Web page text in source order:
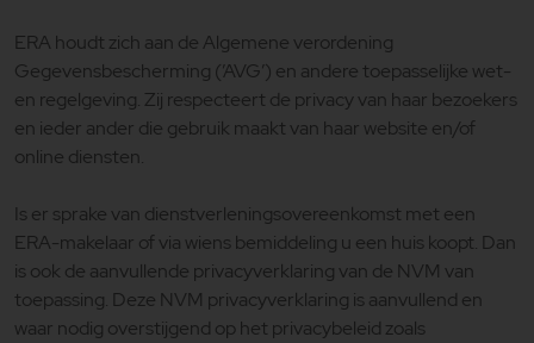
ERA houdt zich aan de Algemene verordening
Gegevensbescherming (’AVG’) en andere toepasselijke wet-
en regelgeving. Zij respecteert de privacy van haar bezoekers
en ieder ander die gebruik maakt van haar website en/of
online diensten.
Is er sprake van dienstverleningsovereenkomst met een
ERA-makelaar of via wiens bemiddeling u een huis koopt. Dan
is ook de aanvullende privacyverklaring van de NVM van
toepassing. Deze NVM privacyverklaring is aanvullend en
waar nodig overstijgend op het privacybeleid zoals